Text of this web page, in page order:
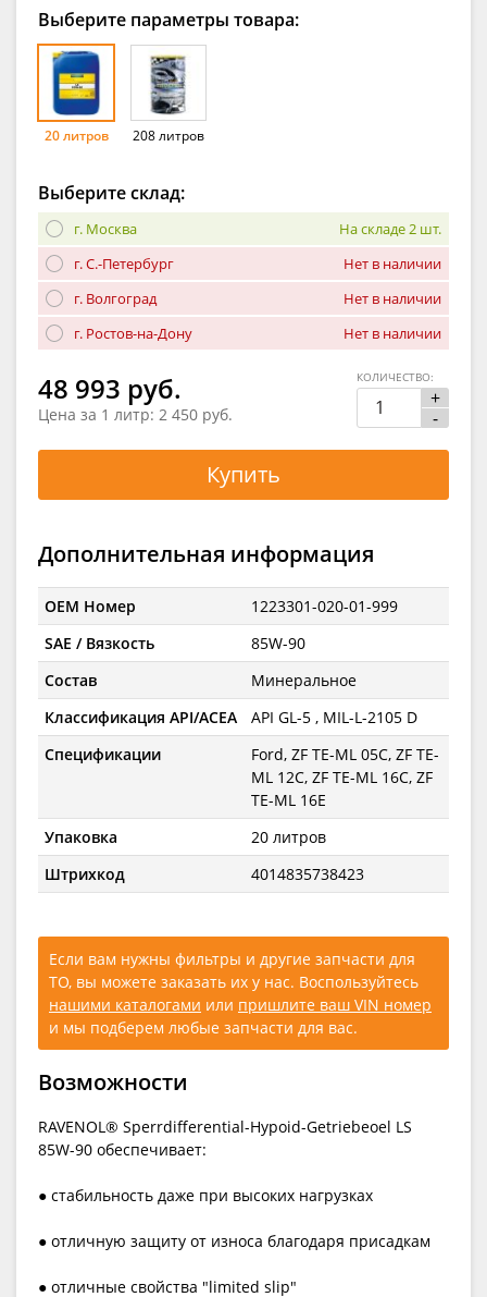
Выберите параметры товара:
20 литров 208 литров
Выберите склад:
г. Москва
На складе 2 шт.
г. С.-Петербург
Нет в наличии
г. Волгоград
Нет в наличии
г. Ростов-на-Дону
Нет в наличии
48 993 руб.
Цена за 1 литр: 2 450 руб.
+
-
КОЛИЧЕСТВО:
Купить
Дополнительная информация
OEM Номер
1223301-020-01-999
SAE / Вязкость
85W-90
Состав
Минеральное
Классификация API/ACEA
API GL-5 , MIL-L-2105 D
Спецификации
Ford, ZF TE-ML 05C, ZF TE-
ML 12C, ZF TE-ML 16C, ZF
TE-ML 16E
Упаковка
20 литров
Штрихкод
4014835738423
Если вам нужны фильтры и другие запчасти для
ТО, вы можете заказать их у нас. Воспользуйтесь
нашими каталогами или пришлите ваш VIN номер
и мы подберем любые запчасти для вас.
Возможности
RAVENOL® Sperrdifferential-Hypoid-Getriebeoel LS
85W-90 обеспечивает:
● стабильность даже при высоких нагрузках
● отличную защиту от износа благодаря присадкам
● отличные свойства "limited slip"